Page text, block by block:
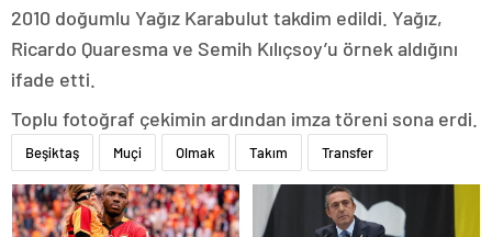
2010 doğumlu Yağız Karabulut takdim edildi. Yağız,
Ricardo Quaresma ve Semih Kılıçsoy’u örnek aldığını
ifade etti.
Toplu fotoğraf çekimin ardından imza töreni sona erdi.
Beşiktaş Muçi Olmak Takım Transfer